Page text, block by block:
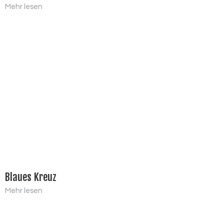
Mehr lesen
Blaues Kreuz
Mehr lesen